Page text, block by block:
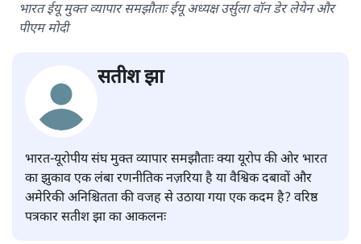
भारत ईयू मुक्त व्यापार समझौताः ईयू अध्यक्ष उर्सुला वॉन डेर लेयेन और
पीएम मोदी
सतीश झा
भारत-यूरोपीय संघ मुक्त व्यापार समझौताः क्या यूरोप की ओर भारत
का झुकाव एक लंबा रणनीतिक नज़रिया है या वैश्विक दबावों और
अमेरिकी अनिश्चितता की वजह से उठाया गया एक कदम है? वरिष्ठ
पत्रकार सतीश झा का आकलनः